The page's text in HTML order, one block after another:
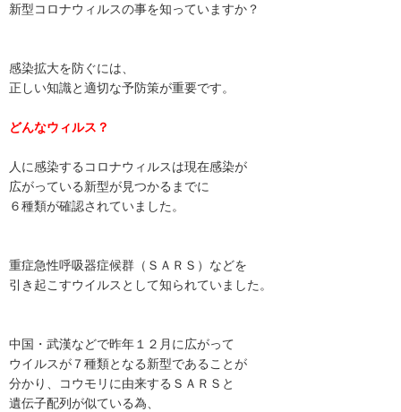
新型コロナウィルスの事を知っていますか？
感染拡大を防ぐには、
正しい知識と適切な予防策が重要です。
どんなウィルス？
人に感染するコロナウィルスは現在感染が
広がっている新型が見つかるまでに
６種類が確認されていました。
重症急性呼吸器症候群（ＳＡＲＳ）などを
引き起こすウイルスとして知られていました。
中国・武漢などで昨年１２月に広がって
ウイルスが７種類となる新型であることが
分かり、コウモリに由来するＳＡＲＳと
遺伝子配列が似ている為、